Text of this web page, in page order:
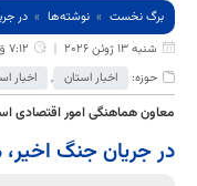
برگ نخست نوشته‌ها
در
شنبه 13 ژوئن 2026
7:12 ق.ظ
حوزه:
اخبار استان , اخبار
معاون هماهنگی امور اقتصادی
در جریان جنگ